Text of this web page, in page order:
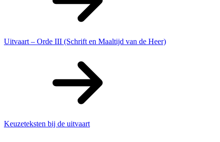
Uitvaart – Orde III (Schrift en Maaltijd van de Heer)
Keuzeteksten bij de uitvaart